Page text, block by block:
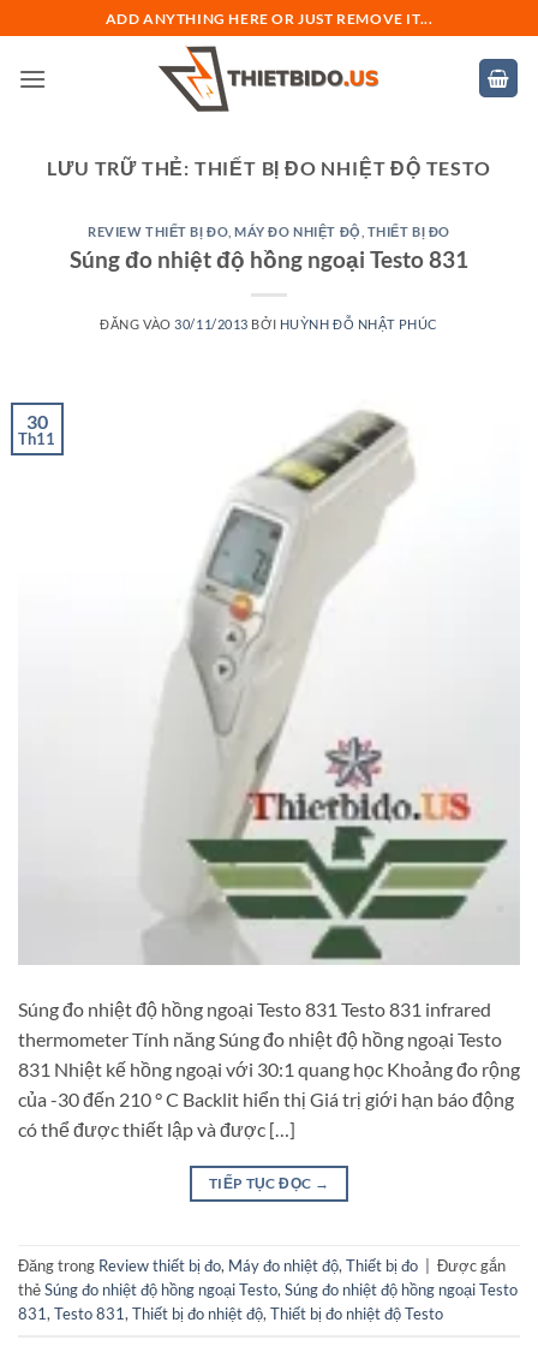
qua
nội
ADD ANYTHING HERE OR JUST REMOVE IT...
LƯU TRỮ THẺ: THIẾT BỊ ĐO NHIỆT ĐỘ TESTO
REVIEW THIẾT BỊ ĐO ,MÁY ĐO NHIỆT ĐỘ THIẾT BỊ ĐO
Súng đo nhiệt độ hồng ngoại Testo 831
ĐĂNG VÀO 30/11/2013 BỞI HUỲNH ĐỖ NHẬT PHÚC
30
Th11
Súng đo nhiệt độ hồng ngoại Testo 831 Testo 831 infrared
thermometer Tính năng Súng đo nhiệt độ hồng ngoại Testo
831 Nhiệt kế hồng ngoại với 30:1 quang học Khoảng đo rộng
của -30 đến 210 ° C Backlit hiển thị Giá trị giới hạn báo động
có thể được thiết lập và được […]
TIẾP TỤC ĐỌC →
Đăng trong Review thiết bị đo, Máy đo nhiệt độ,Thiết bị đo
Được gắn
thẻSúng đo nhiệt độ hồng ngoại Testo,Súng đo nhiệt độ hồng ngoại Testo
831,Testo 831,Thiết bị đo nhiệt độ,Thiết bị đo nhiệt độ Testo